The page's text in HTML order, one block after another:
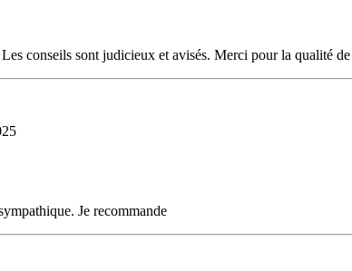
conseils sont judicieux et avisés. Merci pour la qualité
Je recommande